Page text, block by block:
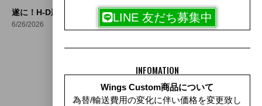
遂に！H-D新型トライクカスタムに着手!![COBOO Channel #93]
6/26/2026
LINE 友だち募集中
INFOMATION
Wings Custom商品について
為替/輸送費用の変化に伴い価格を変更致し